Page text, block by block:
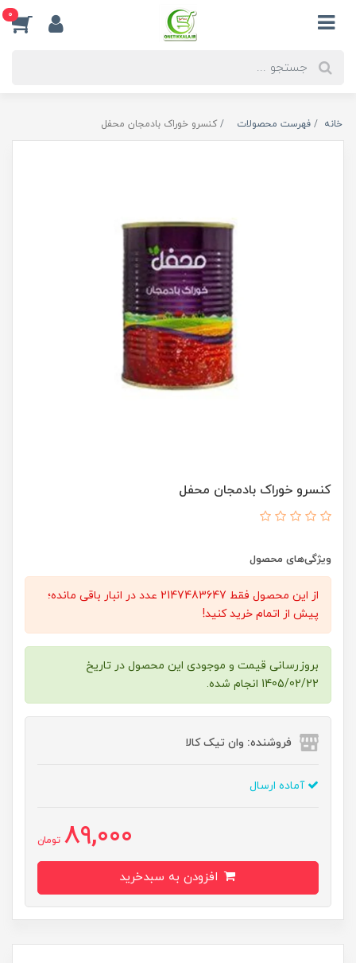
0
خانه فهرست محصولات کنسرو خوراک بادمجان محفل
کنسرو خوراک بادمجان محفل
ویژگی‌های محصول
از این محصول فقط 2147483647 عدد در انبار باقی مانده؛
پیش از اتمام خرید کنید!
بروزرسانی قیمت و موجودی این محصول در تاریخ
1405/02/22 انجام شده.
فروشنده: وان تیک کالا
آماده ارسال
89,000 تومان